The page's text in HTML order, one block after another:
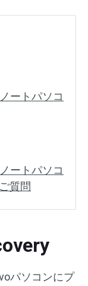
ートパソコ
ートパソコ
質問
パソコンにプ